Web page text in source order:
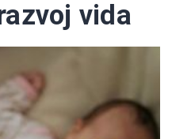
vida